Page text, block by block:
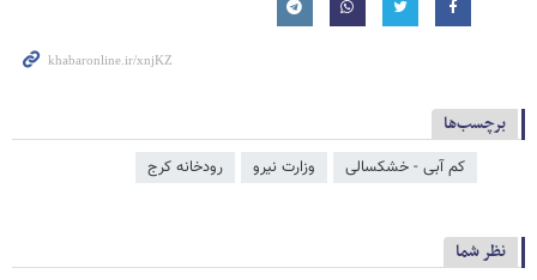
برچسب‌ها
کم آبی - خشکسالی وزارت نیرو رودخانه کرج
نظر شما